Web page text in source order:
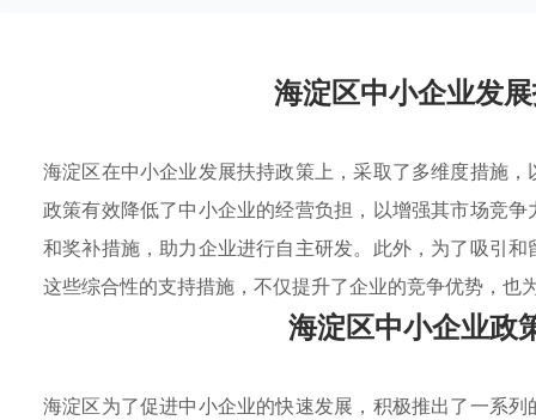
海淀区中小企业发
海淀区在中小企业发展扶持政策上，采取了多维度措施
政策有效降低了中小企业的经营负担，以增强其市场竞
和奖补措施，助力企业进行自主研发。此外，为了吸引
这些综合性的支持措施，不仅提升了企业的竞争优势，也
海淀区中小企业政
海淀区为了促进中小企业的快速发展，积极推出了一系